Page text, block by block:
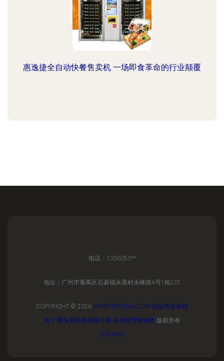
惠逸捷全自动快餐售卖机 一场即食革命的行业颠覆
电话：1336053**
地址：广州市番禺区石碁镇永善村永峰路4号1栋201
COPYRIGHT © 2026 WWW.TCFUDAI.COM 自动售货机销
售 广州头彩科技有限公司 自动售货机销售 版权所有
SITEMAP